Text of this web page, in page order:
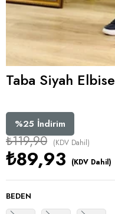
Taba Siyah Elbise
%25 İndirim
₺119,90 (KDV Dahil)
₺89,93 (KDV Dahil)
BEDEN